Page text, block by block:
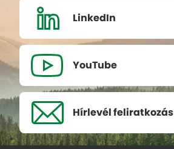
LinkedIn
YouTube
Hírlevél feliratkozás